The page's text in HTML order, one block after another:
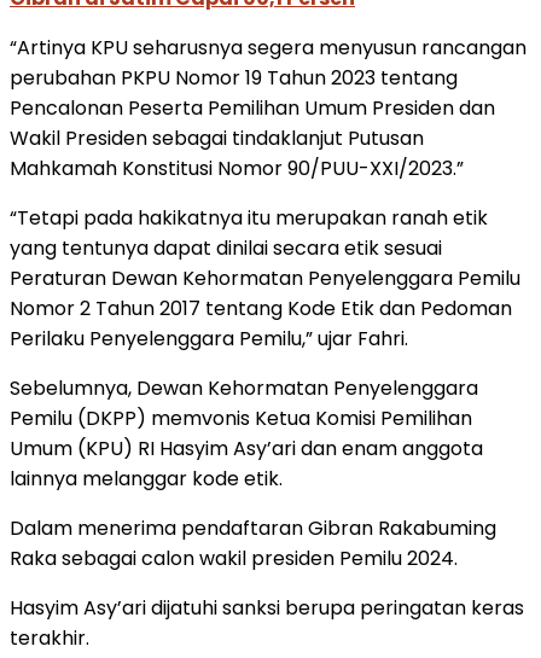
“Artinya KPU seharusnya segera menyusun rancangan
perubahan PKPU Nomor 19 Tahun 2023 tentang
Pencalonan Peserta Pemilihan Umum Presiden dan
Wakil Presiden sebagai tindaklanjut Putusan
Mahkamah Konstitusi Nomor 90/PUU-XXI/2023.”
“Tetapi pada hakikatnya itu merupakan ranah etik
yang tentunya dapat dinilai secara etik sesuai
Peraturan Dewan Kehormatan Penyelenggara Pemilu
Nomor 2 Tahun 2017 tentang Kode Etik dan Pedoman
Perilaku Penyelenggara Pemilu,” ujar Fahri.
Sebelumnya, Dewan Kehormatan Penyelenggara
Pemilu (DKPP) memvonis Ketua Komisi Pemilihan
Umum (KPU) RI Hasyim Asy’ari dan enam anggota
lainnya melanggar kode etik.
Dalam menerima pendaftaran Gibran Rakabuming
Raka sebagai calon wakil presiden Pemilu 2024.
Hasyim Asy’ari dijatuhi sanksi berupa peringatan keras
terakhir.